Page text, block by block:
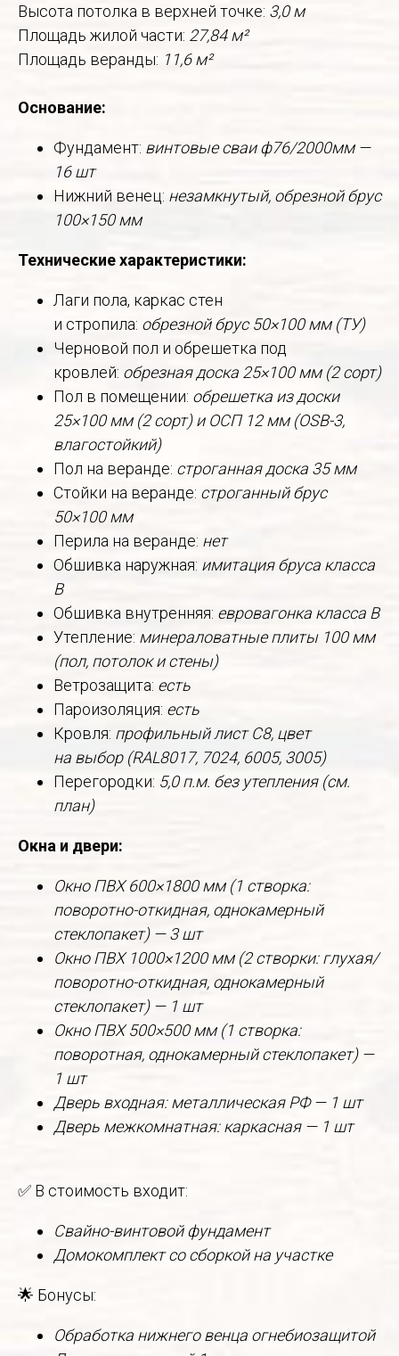
Высота потолка в верхней точке: 3,0 м
Площадь жилой части: 27,84 м²
Площадь веранды: 11,6 м²
Основание:
Фундамент: винтовые сваи ф76/2000мм —
16 шт
Нижний венец: незамкнутый, обрезной брус
100×150 мм
Технические характеристики:
Лаги пола, каркас стен
и стропила: обрезной брус 50×100 мм (ТУ)
Черновой пол и обрешетка под
кровлей: обрезная доска 25×100 мм (2 сорт)
Пол в помещении: обрешетка из доски
25×100 мм (2 сорт) и ОСП 12 мм (OSB-3,
влагостойкий)
Пол на веранде: строганная доска 35 мм
Стойки на веранде: строганный брус
50×100 мм
Перила на веранде: нет
Обшивка наружная: имитация бруса класса
В
Обшивка внутренняя: евровагонка класса В
Утепление: минераловатные плиты 100 мм
(пол, потолок и стены)
Ветрозащита: есть
Пароизоляция: есть
Кровля: профильный лист С8, цвет
на выбор (RAL8017, 7024, 6005, 3005)
Перегородки: 5,0 п.м. без утепления (см.
план)
Окна и двери:
Окно ПВХ 600×1800 мм (1 створка:
поворотно-откидная, однокамерный
стеклопакет) — 3 шт
Окно ПВХ 1000×1200 мм (2 створки: глухая/
поворотно-откидная, однокамерный
стеклопакет) — 1 шт
Окно ПВХ 500×500 мм (1 створка:
поворотная, однокамерный стеклопакет) —
1 шт
Дверь входная: металлическая РФ — 1 шт
Дверь межкомнатная: каркасная — 1 шт
✅ В стоимость входит:
Свайно-винтовой фундамент
Домокомплект со сборкой на участке
🌟 Бонусы:
Обработка нижнего венца огнебиозащитой